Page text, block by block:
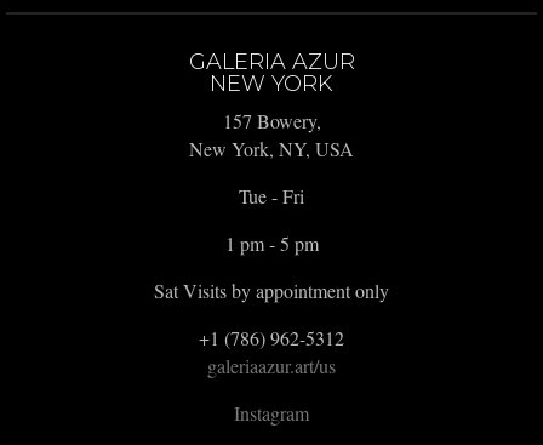
GALERIA AZUR
NEW YORK
157 Bowery,
New York, NY, USA
Tue - Fri
1 pm - 5 pm
Sat Visits by appointment only
+1 (786) 962-5312
galeriaazur.art/us
Instagram